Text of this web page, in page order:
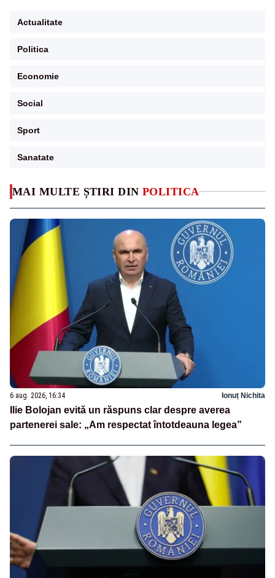
MAI MULTE ȘTIRI DIN POLITICA
6 aug. 2026, 16:34 Ionuț Nichita
Ilie Bolojan evită un răspuns clar despre averea
partenerei sale: „Am respectat întotdeauna legea”
Actualitate
Politica
Economie
Social
Sport
Sanatate